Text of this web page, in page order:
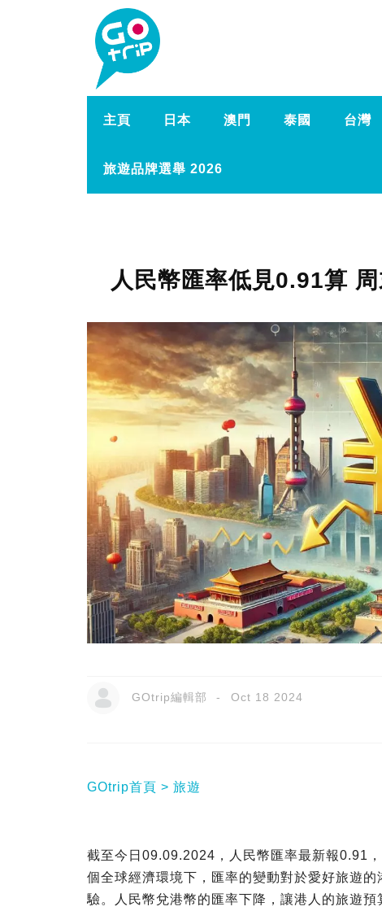
主頁 日本 澳門 泰國 台灣
旅遊品牌選舉 2026
人民幣匯率低見0.91算
GOtrip編輯部 Oct 18 2024
GOtrip首頁 旅遊
截至今日09.09.2024，人民幣匯率最新報0.91
個全球經濟環境下，匯率的變動對於愛好旅遊
驗。人民幣兌港幣的匯率下降，讓港人的旅遊